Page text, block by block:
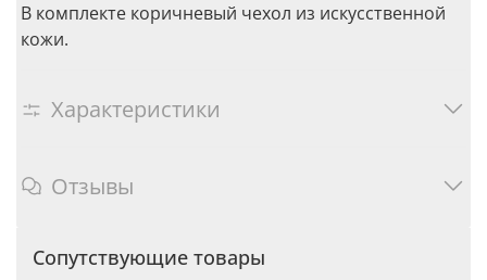
В комплекте коричневый чехол из искусственной
кожи.
Характеристики
Отзывы
Сопутствующие товары